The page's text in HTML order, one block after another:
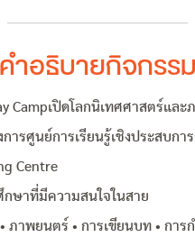
คำอธิบายกิจกรรม
Campเปิดโลกนิเทศศาสตร์แ
ารศูนย์การเรียนรู้เชิงประสบกา
Centre
ษาที่มีความสนใจในสาย
ภาพยนตร์ • การเขียนบท • การ